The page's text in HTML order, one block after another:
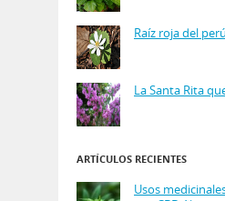
Raíz roja del perú
La Santa Rita
ARTÍCULOS RECIENTES
Usos